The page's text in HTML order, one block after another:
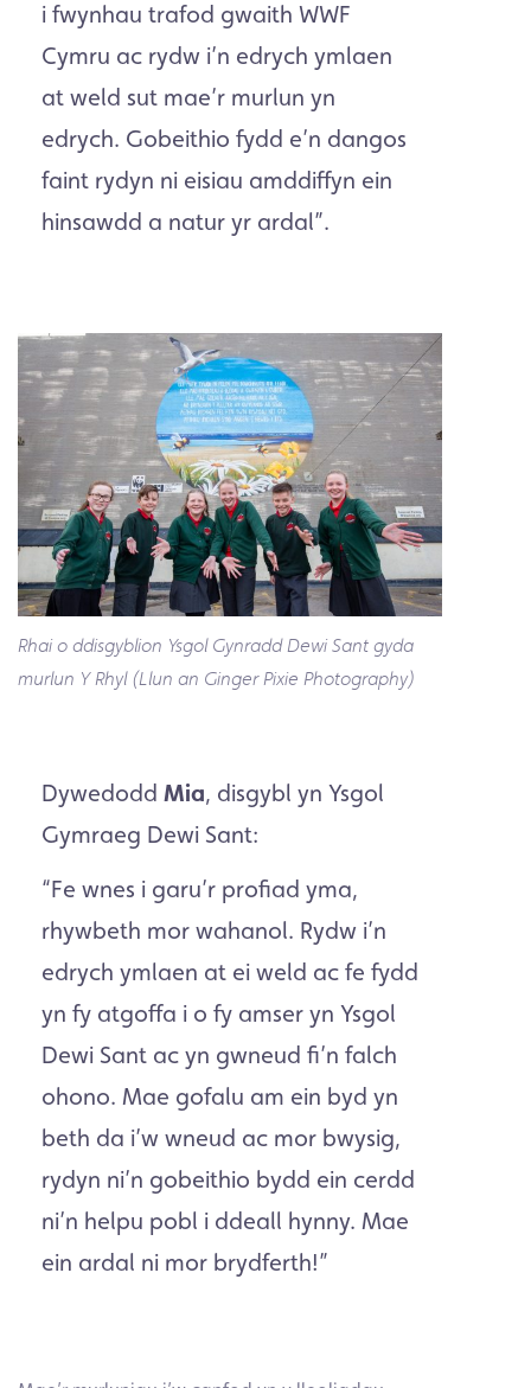
i fwynhau trafod gwaith WWF
Cymru ac rydw i’n edrych ymlaen
at weld sut mae’r murlun yn
edrych. Gobeithio fydd e’n dangos
faint rydyn ni eisiau amddiffyn ein
hinsawdd a natur yr ardal”.
Rhai o ddisgyblion Ysgol Gynradd Dewi Sant gyda
murlun Y Rhyl (Llun an Ginger Pixie Photography)
Dywedodd Mia, disgybl yn Ysgol
Gymraeg Dewi Sant:
“Fe wnes i garu’r profiad yma,
rhywbeth mor wahanol. Rydw i’n
edrych ymlaen at ei weld ac fe fydd
yn fy atgoffa i o fy amser yn Ysgol
Dewi Sant ac yn gwneud fi’n falch
ohono. Mae gofalu am ein byd yn
beth da i’w wneud ac mor bwysig,
rydyn ni’n gobeithio bydd ein cerdd
ni’n helpu pobl i ddeall hynny. Mae
ein ardal ni mor brydferth!”